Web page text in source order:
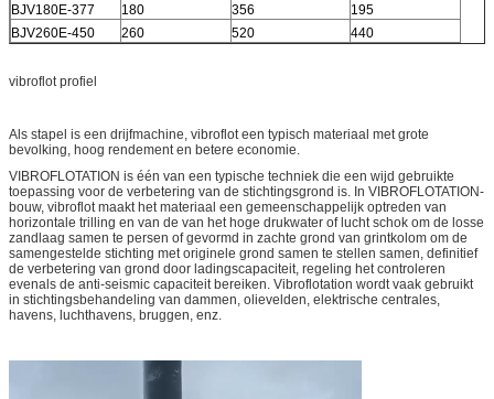
BJV180E-377
180 356
195
BJV260E-450
260 520 440
vibroflot profiel
Als stapel is een drijfmachine, vibroflot een typisch materiaal met grote
bevolking, hoog rendement en betere economie.
VIBROFLOTATION is één van een typische techniek die een wijd gebruikte
toepassing voor de verbetering van de stichtingsgrond is. In VIBROFLOTATION-
bouw, vibroflot maakt het materiaal een gemeenschappelijk optreden van
horizontale trilling en van de van het hoge drukwater of lucht schok om de losse
zandlaag samen te persen of gevormd in zachte grond van grintkolom om de
samengestelde stichting met originele grond samen te stellen samen, definitief
de verbetering van grond door ladingscapaciteit, regeling het controleren
evenals de anti-seismic capaciteit bereiken. Vibroflotation wordt vaak gebruikt
in stichtingsbehandeling van dammen, olievelden, elektrische centrales,
havens, luchthavens, bruggen, enz.